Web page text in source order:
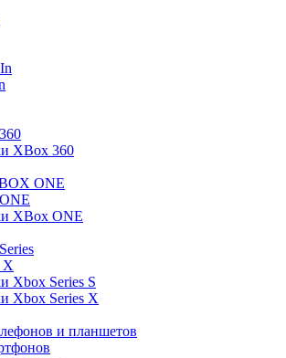
XBox 360
ONE
XBox ONE
X
Xbox Series S
Xbox Series X
и планшетов